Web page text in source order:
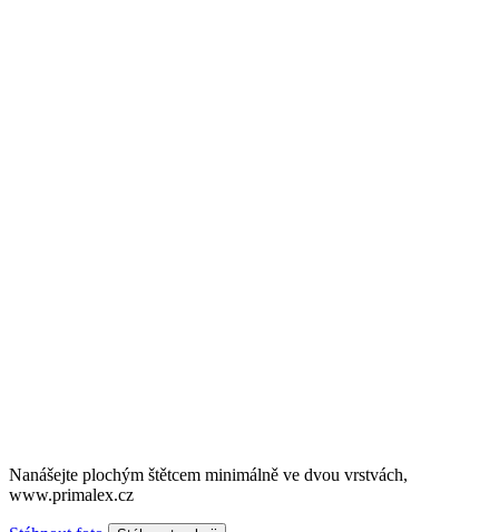
Nanášejte plochým štětcem minimálně ve dvou vrstvách,
www.primalex.cz